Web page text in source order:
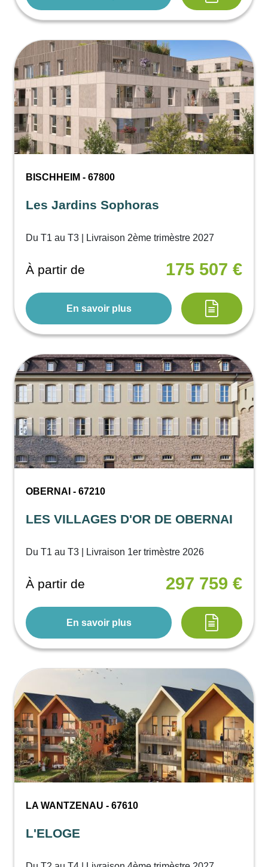
BISCHHEIM - 67800
Les Jardins Sophoras
Du T1 au T3 | Livraison 2ème trimèstre 2027
À partir de 175 507 €
En savoir plus
OBERNAI - 67210
LES VILLAGES D'OR DE OBERNAI
Du T1 au T3 | Livraison 1er trimèstre 2026
À partir de 297 759 €
En savoir plus
LA WANTZENAU - 67610
L'ELOGE